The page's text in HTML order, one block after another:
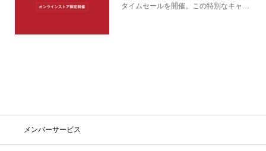
タイムセールを開催。この特別なキャン
メンバーサービス